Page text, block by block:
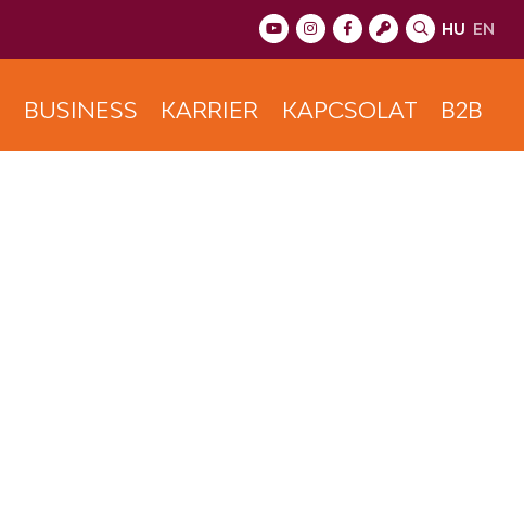
HU EN
BUSINESS KARRIER KAPCSOLAT B2B